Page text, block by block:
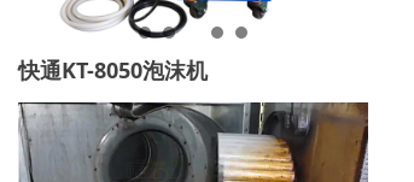
快通KT-8050泡沫机